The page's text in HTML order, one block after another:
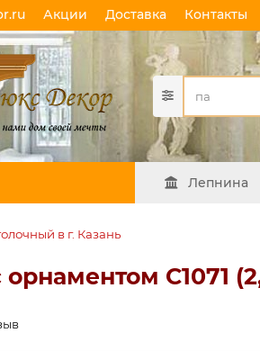
Акции Доставка Контакты
Лепнина
в г. Казань
орнаментом C1071